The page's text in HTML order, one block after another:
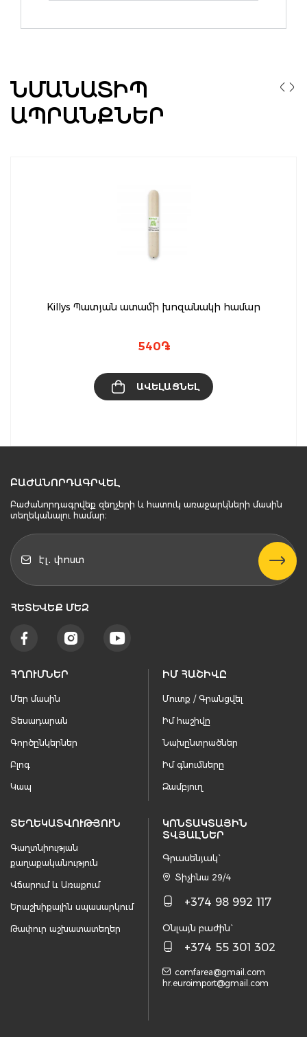
ՆՄԱՆԱՏԻՊ
ԱՊՐԱՆՔՆԵՐ
Killys Պատյան ատամի խոզանակի համար
540֏
ԱՎԵԼԱՑՆԵԼ
ԲԱԺԱՆՈՐԴԱԳՐՎԵԼ
Բաժանորդագրվեք զեղչերի և հատուկ առաջարկների մասին
տեղեկանալու համար։
ՀԵՏԵՒԵՔ ՄԵԶ
ՀՂՈՒՄՆԵՐ
Մեր մասին
Տեսադարան
Գործընկերներ
Բլոգ
Կապ
ԻՄ ՀԱՇԻՎԸ
Մուտք / Գրանցվել
Իմ հաշիվը
Նախընտրածներ
Իմ գնումները
Զամբյուղ
ՏԵՂԵԿԱՏՎՈՒԹՅՈՒՆ
Գաղտնիության
քաղաքականություն
Վճարում և Առաքում
Երաշխիքային սպասարկում
Թափուր աշխատատեղեր
ԿՈՆՏԱԿՏԱՅԻՆ
ՏՎՅԱԼՆԵՐ
Գրասենյակ`
Տիչինա 29/4
+374 98 992 117
Օնլայն բաժին`
+374 55 301 302
comfarea@gmail.com
hr.euroimport@gmail.com